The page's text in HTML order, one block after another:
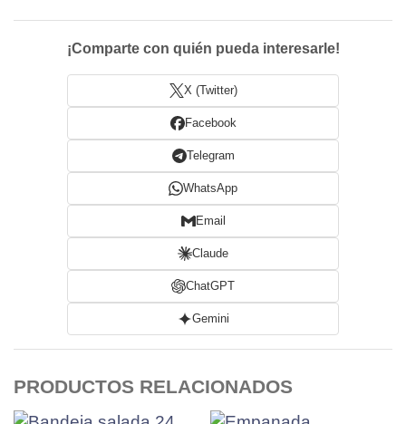
¡Comparte con quién pueda interesarle!
X (Twitter)
Facebook
Telegram
WhatsApp
Email
Claude
ChatGPT
Gemini
PRODUCTOS RELACIONADOS